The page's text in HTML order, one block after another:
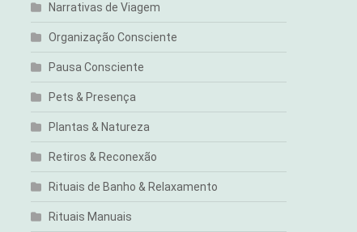
Narrativas de Viagem
Organização Consciente
Pausa Consciente
Pets & Presença
Plantas & Natureza
Retiros & Reconexão
Rituais de Banho & Relaxamento
Rituais Manuais